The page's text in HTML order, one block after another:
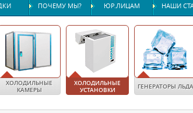
ПОЧЕМУ МЫ? ЮР.ЛИЦАМ НАШИ
ХОЛОДИЛЬНЫЕ
КАМЕРЫ
ХОЛОДИЛЬНЫЕ
УСТАНОВКИ
ГЕНЕРАТОРЫ ЛЬДА